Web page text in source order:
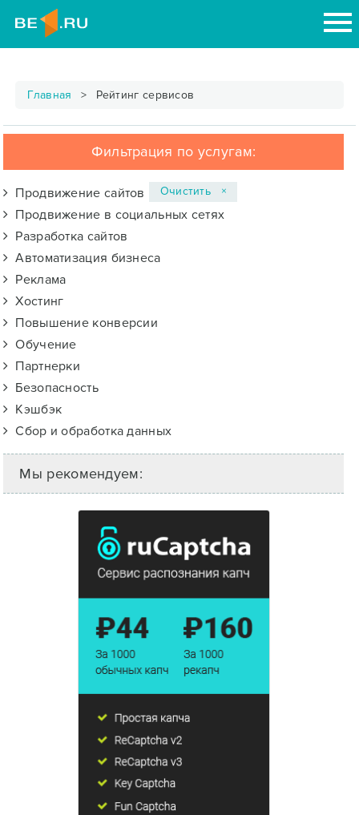
Главная Рейтинг сервисов
Фильтрация по услугам:
Продвижение сайтов
Продвижение в социальных сетях
Разработка сайтов
Автоматизация бизнеса
Реклама
Хостинг
Повышение конверсии
Обучение
Партнерки
Безопасность
Кэшбэк
Сбор и обработка данных
Очистить ×
Мы рекомендуем: